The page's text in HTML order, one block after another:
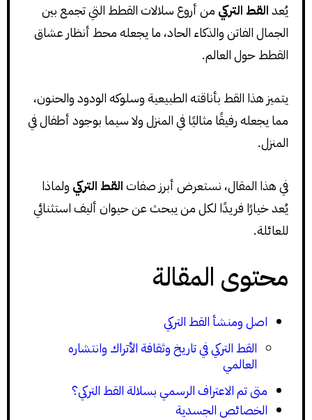
يُعدالقط التركي من أروع سلالات القطط التي تجمع بين
الجمال الفاتن والذكاء الحاد، ما يجعله محط أنظار عشاق
القطط حول العالم.
يتميز هذا القط بأناقته الطبيعية وسلوكه الودود والحنون،
مما يجعله رفيقًا مثاليًا في المنزل ولا سيما بوجود أطفال في
المنزل.
في هذا المقال، نستعرض أبرز صفاتالقط التركي ولماذا
يُعد خيارًا فريدًا لكل من يبحث عن حيوان أليف استثنائي
للعائلة.
محتوى المقالة
اصل ومنشأ القط التركي
القط التركي في تاريخ وثقافة الأتراك وانتشاره
العالمي
متى تم الاعتراف الرسمي بسلالة القط التركي؟
الخصائص الجسدية